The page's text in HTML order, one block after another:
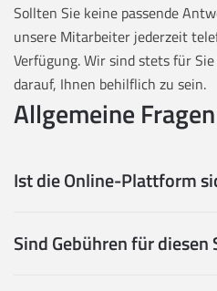
Sollten Sie keine passende
unsere Mitarbeiter jederzeit
Verfügung. Wir sind stets für
darauf, Ihnen behilflich zu sein.
Allgemeine Fragen
Ist die Online-Plattform
Sind Gebühren für